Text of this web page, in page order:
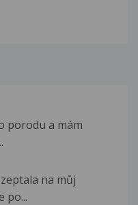
porodu a mám
na můj
po...